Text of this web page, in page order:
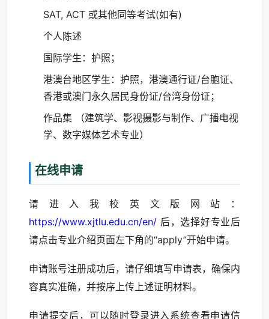
SAT, ACT 或其他同等考试(如有)
个人陈述
国际学生：护照；
港澳台地区学生：护照，港澳通行证/台胞证、
香港或澳门永久居民身份证/台湾身份证；
作品集 （建筑学、 影视摄影与制作、 广播电视
学、 数字媒体艺术专业）
在线申请
请进入我校英文版网站：
https://www.xjtlu.edu.cn/en/ 后，选择好专业后
请点击专业介绍页面左下角的“apply”开始申请。
申请账号注册成功后，请仔细填写申请表，确保内
容真实准确，并按序上传上述证明材料。
申请提交后，可以随时登录进入系统查看申请信